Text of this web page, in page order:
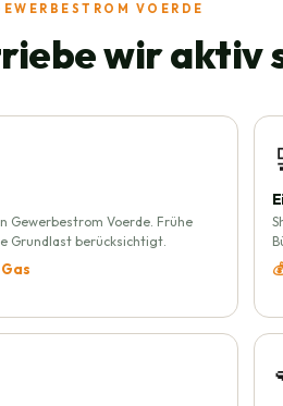
VOERDE
wir aktiv
Gewerbestrom Voerde. Frühe
Grundlast berücksichtigt.
Gas